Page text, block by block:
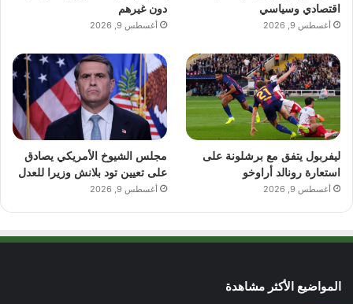
اقتصادي وسياسي
أغسطس 9, 2026
دون غيرهم
أغسطس 9, 2026
ليفربول يتفق مع برشلونة على
استعارة رونالد أراوخو
أغسطس 9, 2026
مجلس الشيوخ الأمريكي يصادق
على تعيين تود بلانش وزيرا للعدل
أغسطس 9, 2026
المواضيع الأكثر مشاهدة